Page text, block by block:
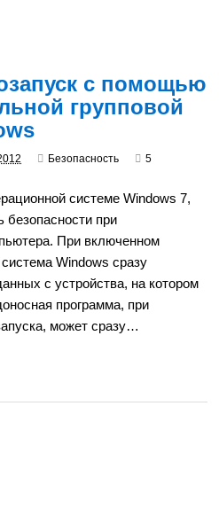
с помощью
групповой
Безопасность
5
системе Windows 7,
безопасности при
При включенном
Windows сразу
с устройства, на котором
программа, при
может сразу…